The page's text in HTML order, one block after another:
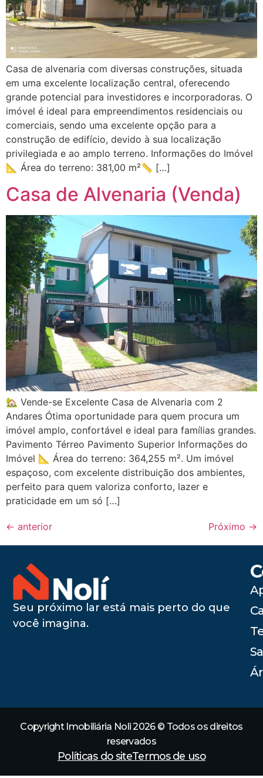
Casa de alvenaria com diversas construções, situada
em uma excelente localização central, oferecendo
grande potencial para investidores e incorporadoras. O
imóvel é ideal para empreendimentos residenciais ou
comerciais, sendo uma excelente opção para a
construção de edifício, devido à sua localização
privilegiada e ao amplo terreno. Informações do Imóvel
📐 Área do terreno: 381,00 m²📏 […]
Casa de Alvenaria (Venda)
🏡 Vende-se Excelente Casa de Alvenaria com 2
Andares Ótima oportunidade para quem procura um
imóvel amplo, confortável e ideal para famílias grandes.
Pavimento Térreo Pavimento Superior Informações do
Imóvel 📐 Área do terreno: 364,255 m². Um imóvel
espaçoso, com excelente distribuição dos ambientes,
perfeito para quem valoriza conforto, lazer e
praticidade em um só […]
← anterior Próximo →
Seu próximo lar está mais perto do que
você imagina.
Copyright Imobiliária Noli 2026 © Todos os direitos
reservados
Políticas do siteTermos de uso